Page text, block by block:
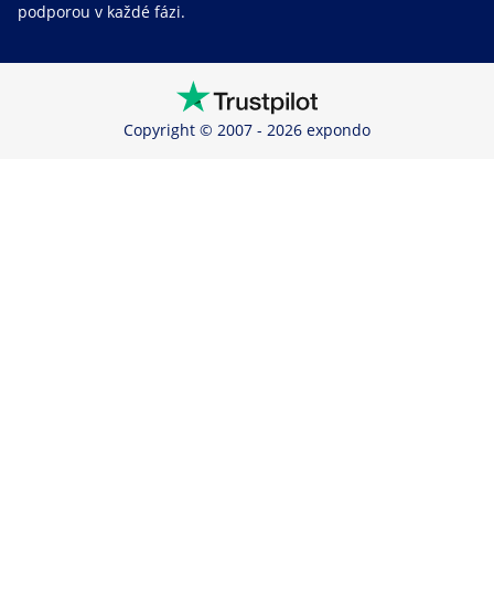
podporou v každé fázi.
Copyright © 2007 - 2026 expondo